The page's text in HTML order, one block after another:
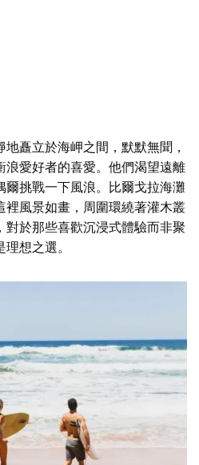
地矗立於海岬之間， 默默無聞，
愛好者的喜愛。他們渴望遠離
挑戰一下風浪。比爾戈拉海灘
裡風景如畫，周圍環繞著灌木叢
於那些喜歡沉浸式體驗而非聚
想之選。